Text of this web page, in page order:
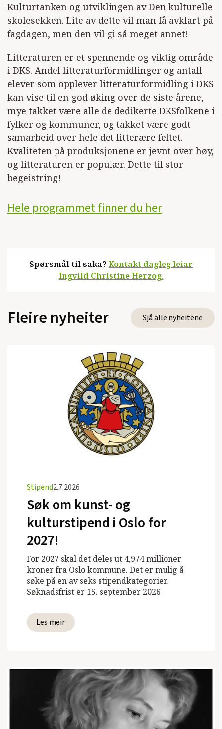
Kulturtanken og utviklingen av Den kulturelle
skolesekken. Lite av dette vil man få avklart på
fagdagen, men den vil gi så meget annet!
Litteraturen er et spennende og viktig område
i DKS. Andel litteraturformidlinger og antall
elever som opplever litteraturformidling i DKS
kan vise til en god øking over de siste årene,
mye takket være alle de dedikerte DKSfolkene i
fylker og kommuner, og takket være godt
samarbeid over hele det litterære feltet.
Kvaliteten på produksjonene er jevnt over høy,
og litteraturen er populær. Dette til stor
begeistring!
Hele programmet finner du her
Spørsmål til saka? Kontakt dagleg leiar
Ingvild Christine Herzog.
Fleire nyheiter Sjå alle nyheitene
Stipend2.7.2026
Søk om kunst- og
kulturstipend i Oslo for
2027!
For 2027 skal det deles ut 4,974 millioner
kroner fra Oslo kommune. Det er mulig å
søke på en av seks stipendkategorier.
Søknadsfrist er 15. september 2026
Les meir